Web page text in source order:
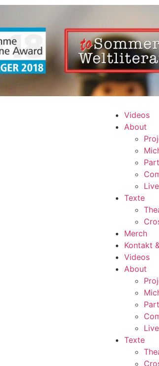
Videos
About
Live
Texte
Merch
Kontakt
Videos
About
Live
Texte